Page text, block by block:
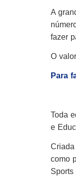
A
fazer
O
Para
Toda
e
como